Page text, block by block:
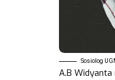
Sosiolog
A.B